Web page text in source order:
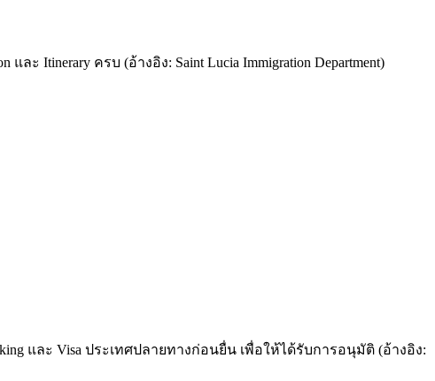
ะ Itinerary ครบ (อ้างอิง: Saint Lucia Immigration Department)
และ Visa ประเทศปลายทางก่อนยื่น เพื่อให้ได้รับการอนุมัติ (อ้างอิง: